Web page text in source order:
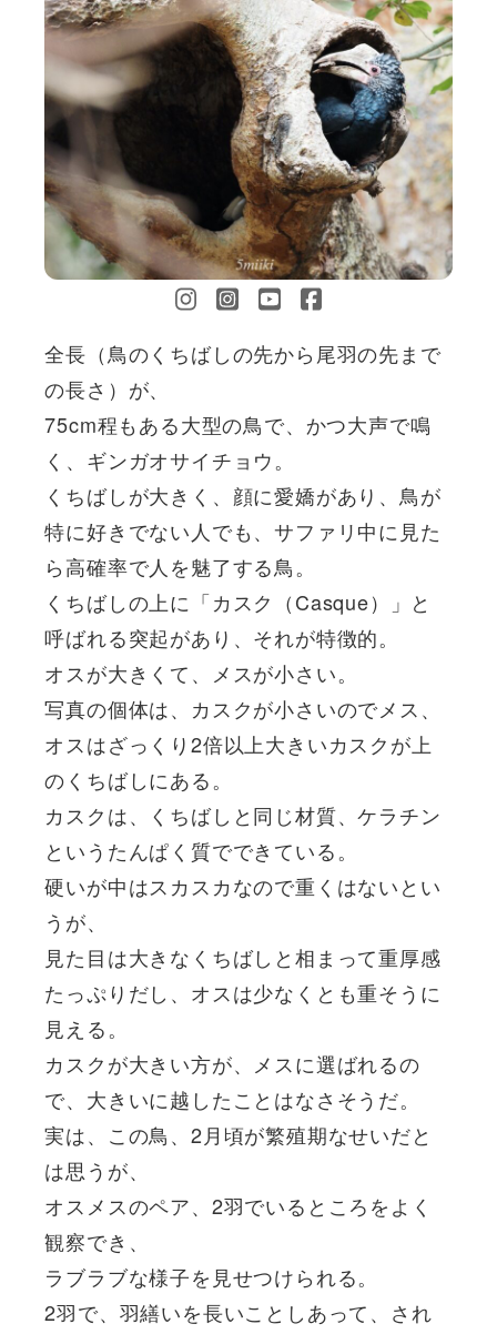
全長（鳥のくちばしの先から尾羽の先まで
の長さ）が、
75cm程もある大型の鳥で、かつ大声で鳴
く、ギンガオサイチョウ。
くちばしが大きく、顔に愛嬌があり、鳥が
特に好きでない人でも、サファリ中に見た
ら高確率で人を魅了する鳥。
くちばしの上に「カスク（Casque）」と
呼ばれる突起があり、それが特徴的。
オスが大きくて、メスが小さい。
写真の個体は、カスクが小さいのでメス、
オスはざっくり2倍以上大きいカスクが上
のくちばしにある。
カスクは、くちばしと同じ材質、ケラチン
というたんぱく質でできている。
硬いが中はスカスカなので重くはないとい
うが、
見た目は大きなくちばしと相まって重厚感
たっぷりだし、オスは少なくとも重そうに
見える。
カスクが大きい方が、メスに選ばれるの
で、大きいに越したことはなさそうだ。
実は、この鳥、2月頃が繁殖期なせいだと
は思うが、
オスメスのペア、2羽でいるところをよく
観察でき、
ラブラブな様子を見せつけられる。
2羽で、羽繕いを長いことしあって、され